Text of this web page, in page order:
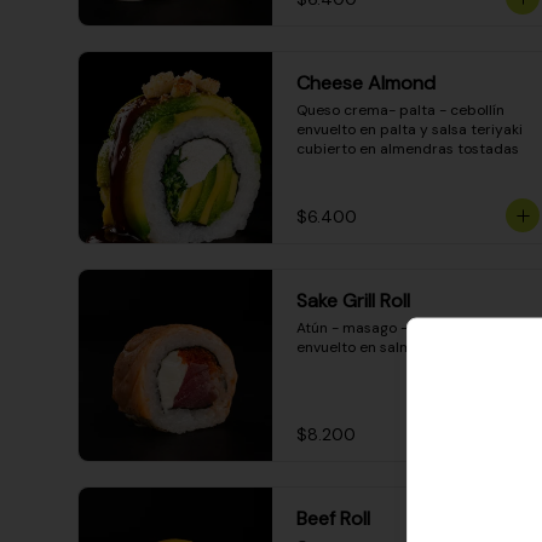
Cheese Almond
Queso crema- palta - cebollín
envuelto en palta y salsa teriyaki
cubierto en almendras tostadas
$6.400
Sake Grill Roll
Atún - masago - queso crema -
envuelto en salmón gratinado
$8.200
Beef Roll